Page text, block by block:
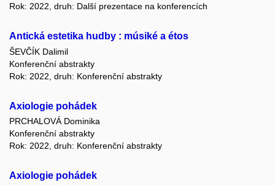
Rok: 2022, druh: Další prezentace na konferencích
Antická estetika hudby : músiké a étos
ŠEVČÍK Dalimil
Konferenční abstrakty
Rok: 2022, druh: Konferenční abstrakty
Axiologie pohádek
PRCHALOVÁ Dominika
Konferenční abstrakty
Rok: 2022, druh: Konferenční abstrakty
Axiologie pohádek